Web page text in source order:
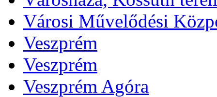
Városi Művelődési
Veszprém
Veszprém
Veszprém Agóra